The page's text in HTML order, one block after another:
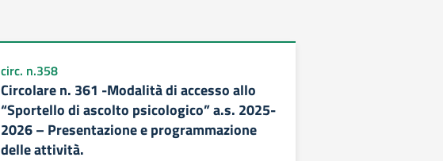
circ. n.358
Circolare n. 361 -Modalità di accesso allo
“Sportello di ascolto psicologico” a.s. 2025-
2026 – Presentazione e programmazione
delle attività.